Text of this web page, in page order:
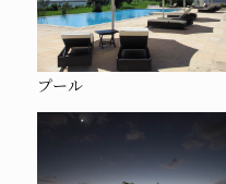
プール